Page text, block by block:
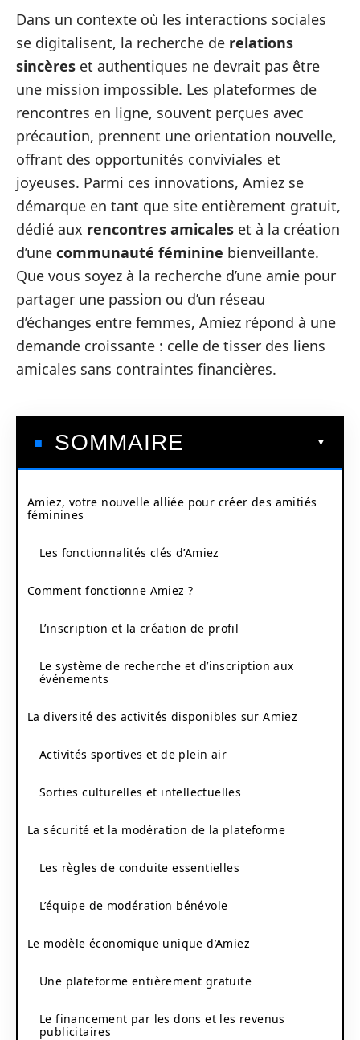
Dans un contexte où les interactions sociales
se digitalisent, la recherche de relations
sincères et authentiques ne devrait pas être
une mission impossible. Les plateformes de
rencontres en ligne, souvent perçues avec
précaution, prennent une orientation nouvelle,
offrant des opportunités conviviales et
joyeuses. Parmi ces innovations, Amiez se
démarque en tant que site entièrement gratuit,
dédié aux rencontres amicales et à la création
d’une communauté féminine bienveillante.
Que vous soyez à la recherche d’une amie pour
partager une passion ou d’un réseau
d’échanges entre femmes, Amiez répond à une
demande croissante : celle de tisser des liens
amicales sans contraintes financières.
SOMMAIRE
Amiez, votre nouvelle alliée pour créer des amitiés
féminines
Les fonctionnalités clés d’Amiez
Comment fonctionne Amiez ?
L’inscription et la création de profil
Le système de recherche et d’inscription aux
événements
La diversité des activités disponibles sur Amiez
Activités sportives et de plein air
Sorties culturelles et intellectuelles
La sécurité et la modération de la plateforme
Les règles de conduite essentielles
L’équipe de modération bénévole
Le modèle économique unique d’Amiez
Une plateforme entièrement gratuite
Le financement par les dons et les revenus
publicitaires